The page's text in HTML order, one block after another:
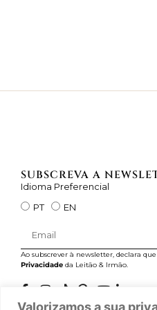
Valorizamos a sua
SUBSCREVA A
Idioma Preferencial
PT
EN
Ao subscrever à newsletter, declara
Privacidade da Leitão & Irmão.